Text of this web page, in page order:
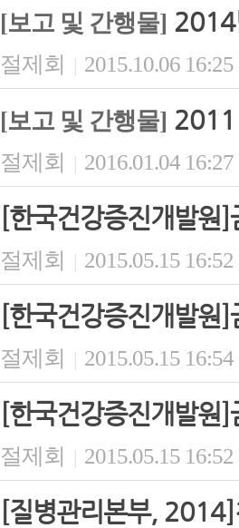
[보고 및 간행물] 2014
절제회 | 2015.10.06 16:25
[보고 및 간행물]
절제회 | 2016.01.04 16:27
[한국건강증진개발
절제회 | 2015.05.15 16:52
[한국건강증진개발원
절제회 | 2015.05.15 16:54
[한국건강증진개발
절제회 | 2015.05.15 16:52
[질병관리본부,